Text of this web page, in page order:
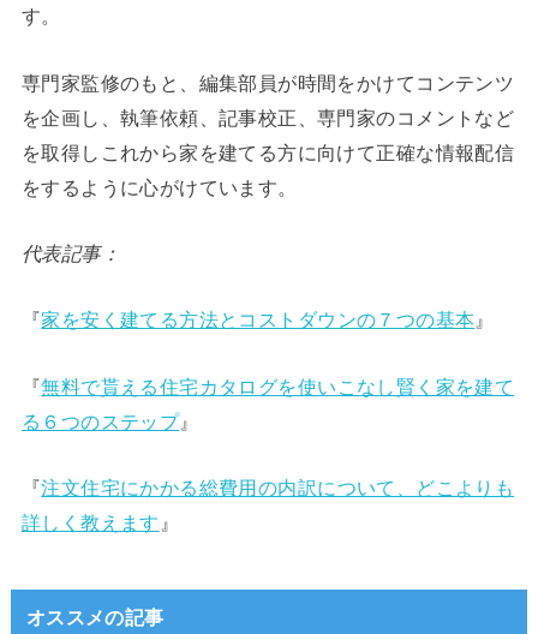
す。
専門家監修のもと、編集部員が時間をかけてコンテンツ
を企画し、執筆依頼、記事校正、専門家のコメントなど
を取得しこれから家を建てる方に向けて正確な情報配信
をするように心がけています。
代表記事：
『家を安く建てる方法とコストダウンの７つの基本 』
『無料で貰える住宅カタログを使いこなし賢く家を建て
る６つのステップ』
『注文住宅にかかる総費用の内訳について、どこよりも
詳しく教えます 』
オススメの記事